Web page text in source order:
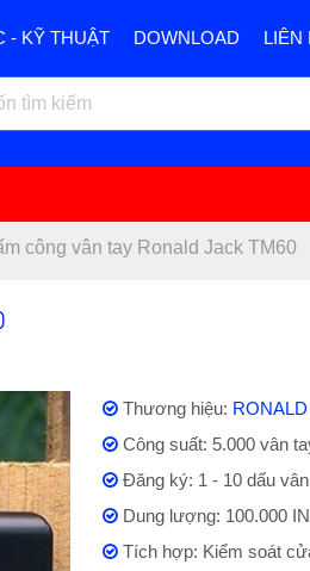
- KỸ THUẬT DOWNLOAD
LIÊN
công vân tay Ronald Jack TM60
Thương hiệu:
Công suất: 5.000 vân
Đăng ký: 1 - 10 dấu
Dung lượng: 100.000
Tích hợp: Kiểm soát